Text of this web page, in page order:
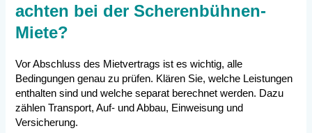
achten bei der Scherenbühnen-
Miete?
Vor Abschluss des Mietvertrags ist es wichtig, alle
Bedingungen genau zu prüfen. Klären Sie, welche Leistungen
enthalten sind und welche separat berechnet werden. Dazu
zählen Transport, Auf- und Abbau, Einweisung und
Versicherung.